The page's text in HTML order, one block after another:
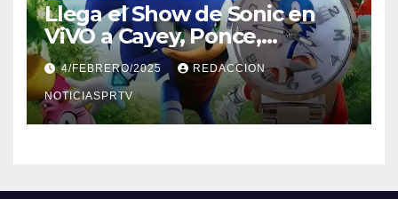
Llega el Show de Sonic en
ViVO a Cayey, Ponce,
Barceloneta y Humacao,
Relojes gratis para el que
compre ahora….
4/FEBRERO/2025 REDACCION
NOTICIASPRTV